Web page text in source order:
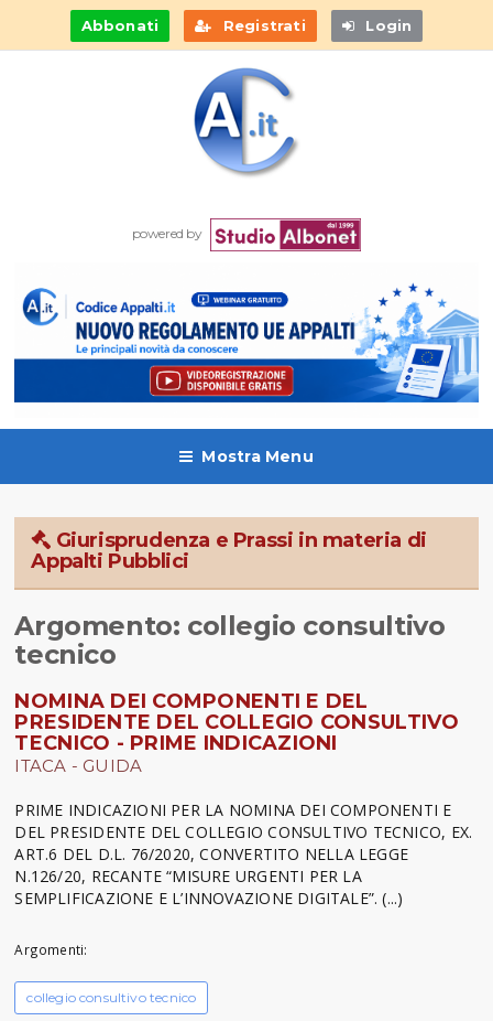
Abbonati Registrati Login
powered by
Mostra Menu
Giurisprudenza e Prassi in materia di
Appalti Pubblici
Argomento: collegio consultivo
tecnico
NOMINA DEI COMPONENTI E DEL
PRESIDENTE DEL COLLEGIO CONSULTIVO
TECNICO - PRIME INDICAZIONI
ITACA - GUIDA
PRIME INDICAZIONI PER LA NOMINA DEI COMPONENTI E
DEL PRESIDENTE DEL COLLEGIO CONSULTIVO TECNICO, EX.
ART.6 DEL D.L. 76/2020, CONVERTITO NELLA LEGGE
N.126/20, RECANTE “MISURE URGENTI PER LA
SEMPLIFICAZIONE E L’INNOVAZIONE DIGITALE”. (...)
Argomenti:
collegio consultivo tecnico